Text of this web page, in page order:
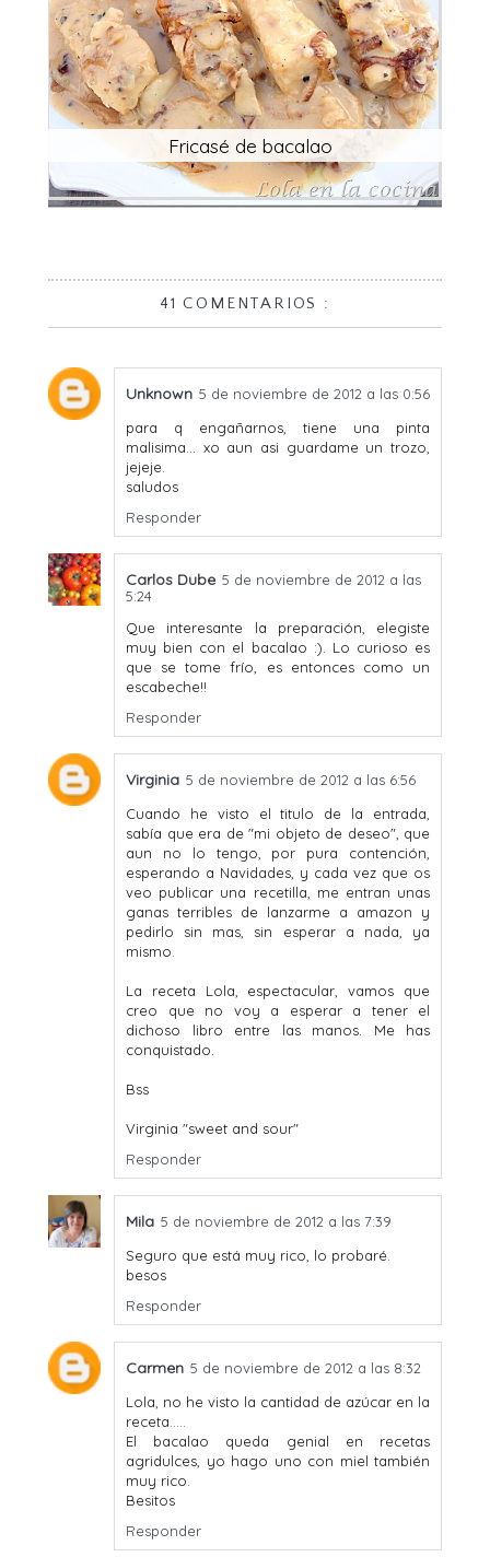
Fricasé de bacalao
41 COMENTARIOS :
Unknown 5 de noviembre de 2012 a las 0:56
para q engañarnos, tiene una pinta
malisima... xo aun asi guardame un trozo,
jejeje.
saludos
Responder
Carlos Dube 5 de noviembre de 2012 a las
5:24
Que interesante la preparación, elegiste
muy bien con el bacalao :). Lo curioso es
que se tome frío, es entonces como un
escabeche!!
Responder
Virginia 5 de noviembre de 2012 a las 6:56
Cuando he visto el titulo de la entrada,
sabía que era de "mi objeto de deseo", que
aun no lo tengo, por pura contención,
esperando a Navidades, y cada vez que os
veo publicar una recetilla, me entran unas
ganas terribles de lanzarme a amazon y
pedirlo sin mas, sin esperar a nada, ya
mismo.
La receta Lola, espectacular, vamos que
creo que no voy a esperar a tener el
dichoso libro entre las manos. Me has
conquistado.
Bss
Virginia "sweet and sour"
Responder
Mila 5 de noviembre de 2012 a las 7:39
Seguro que está muy rico, lo probaré.
besos
Responder
Carmen 5 de noviembre de 2012 a las 8:32
Lola, no he visto la cantidad de azúcar en la
receta.....
El bacalao queda genial en recetas
agridulces, yo hago uno con miel también
muy rico.
Besitos
Responder